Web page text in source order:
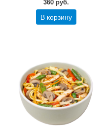
В корзину